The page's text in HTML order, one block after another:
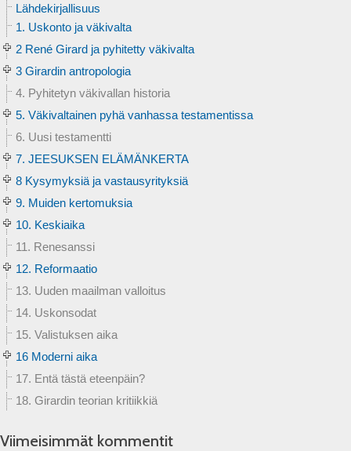
Lähdekirjallisuus
1. Uskonto ja väkivalta
2 René Girard ja pyhitetty väkivalta
3 Girardin antropologia
4. Pyhitetyn väkivallan historia
5. Väkivaltainen pyhä vanhassa testamentissa
6. Uusi testamentti
7. JEESUKSEN ELÄMÄNKERTA
8 Kysymyksiä ja vastausyrityksiä
9. Muiden kertomuksia
10. Keskiaika
11. Renesanssi
12. Reformaatio
13. Uuden maailman valloitus
14. Uskonsodat
15. Valistuksen aika
16 Moderni aika
17. Entä tästä eteenpäin?
18. Girardin teorian kritiikkiä
Viimeisimmät kommentit